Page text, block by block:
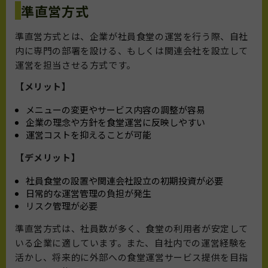
準直営方式
準直営方式とは、企業が社員食堂の運営を行う際、自社
内に専門の部署を設ける、もしくは関連会社を設立して
運営を担当させる方式です。
【メリット】
メニューの変更やサービス内容の調整が容易
企業の理念や方針を食堂運営に反映しやすい
運営コストを抑えることが可能
【デメリット】
社員食堂の設置や関連会社設立の初期投資が必要
日常的な運営管理の負担が発生
リスク管理が必要
準直営方式は、社員数が多く、食堂の利用者が安定して
いる企業に適しています。また、自社内での運営経験を
活かし、将来的に外部への食堂運営サービス提供を目指